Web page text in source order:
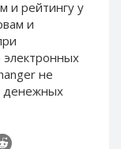
и рейтингу у
и
не
денежных
RUB
EUR
USD
EUR